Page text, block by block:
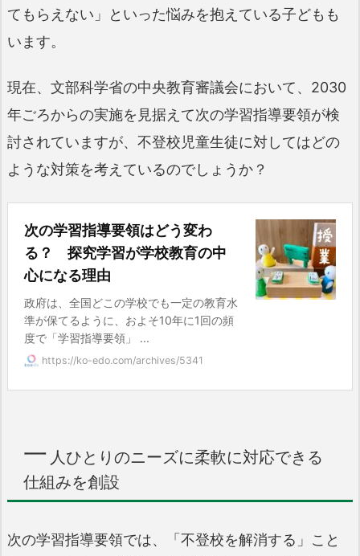
てもらえない」といった悩みを抱えている子どもも
います。
現在、文部科学省の中央教育審議会において、2030
年ごろからの実施を見据えて次の学習指導要領が検
討されていますが、不登校児童生徒に対してはどの
ような対策を考えているのでしょうか？
次の学習指導要領はどう変わ
る？ 探究学習が学校教育の中
心になる理由
政府は、全国どこの学校でも一定の教育水
準が保てるように、およそ10年に1回の頻
度で「学習指導要領」 ...
https://ko-edo.com/archives/5341
一 人ひとりのニーズに柔軟に対応できる
仕組みを創設
次の学習指導要領では、「不登校を解消する」こと